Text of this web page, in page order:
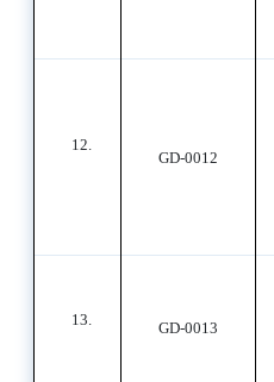
12.
GD-0012
13. GD-0013